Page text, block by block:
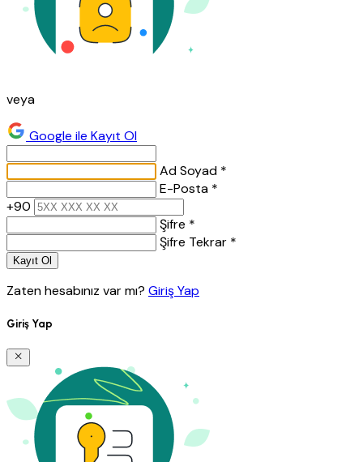
veya
Google ile Kayıt Ol
Ad Soyad *
E-Posta *
+90
Şifre *
Şifre Tekrar *
Kayıt Ol
Zaten hesabınız var mı? Giriş Yap
Giriş Yap